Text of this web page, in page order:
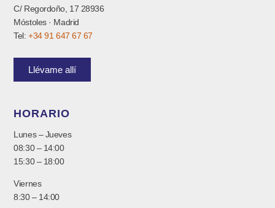
C/ Regordoño, 17 28936
Móstoles · Madrid
Tel:+34 91 647 67 67
Llévame allí
HORARIO
Lunes – Jueves
08:30 – 14:00
15:30 – 18:00
Viernes
8:30 – 14:00